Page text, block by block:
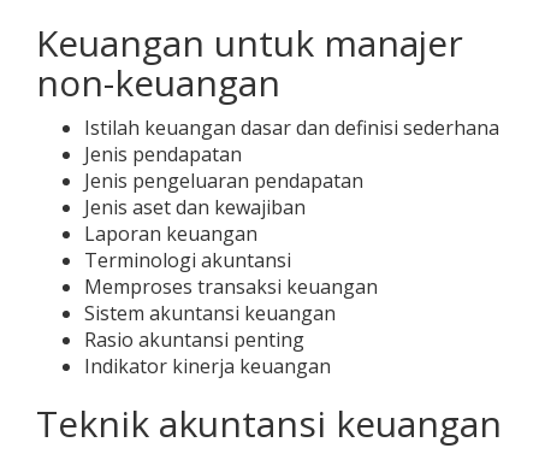
Keuangan untuk manajer
non-keuangan
Istilah keuangan dasar dan definisi sederhana
Jenis pendapatan
Jenis pengeluaran pendapatan
Jenis aset dan kewajiban
Laporan keuangan
Terminologi akuntansi
Memproses transaksi keuangan
Sistem akuntansi keuangan
Rasio akuntansi penting
Indikator kinerja keuangan
Teknik akuntansi keuangan